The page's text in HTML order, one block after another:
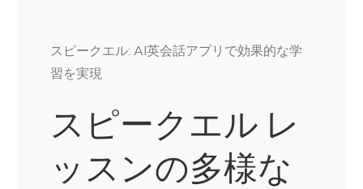
スピークエル: AI英会話アプリで効果的な学
習を実現
スピークエル レ
ッスンの多様な